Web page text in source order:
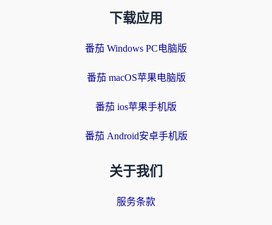
下载应用
番茄 Windows PC电脑版
番茄 macOS苹果电脑版
番茄 ios苹果手机版
番茄 Android安卓手机版
关于我们
服务条款